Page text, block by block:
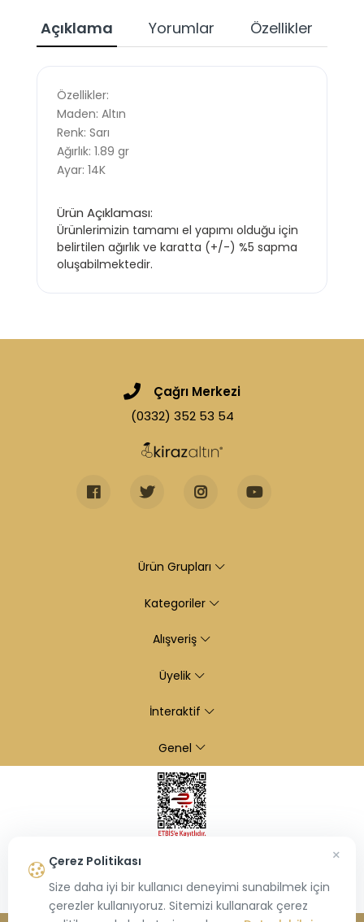
Açıklama Yorumlar Özellikler
Özellikler:
Maden: Altın
Renk: Sarı
Ağırlık: 1.89 gr
Ayar: 14K
Ürün Açıklaması:
Ürünlerimizin tamamı el yapımı olduğu için
belirtilen ağırlık ve karatta (+/-) %5 sapma
oluşabilmektedir.
Çağrı Merkezi
(0332) 352 53 54
Ürün Grupları
Kategoriler
Alışveriş
Üyelik
İnteraktif
Genel
Çerez Politikası
Size daha iyi bir kullanıcı deneyimi sunabilmek için
çerezler kullanıyoruz. Sitemizi kullanarak çerez
×